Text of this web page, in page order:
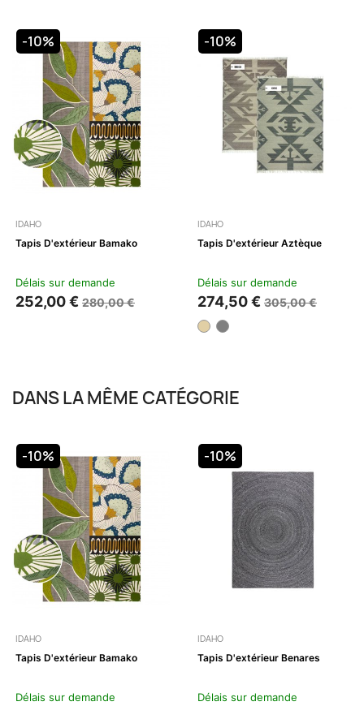
IDAHO
Tapis D'extérieur Bamako
Délais sur demande
252,00 € 280,00 €
-10%
IDAHO
Tapis D'extérieur Aztèque
Délais sur demande
274,50 € 305,00 €
-10%
DANS LA MÊME CATÉGORIE
IDAHO
Tapis D'extérieur Bamako
Délais sur demande
-10%
IDAHO
Tapis D'extérieur Benares
Délais sur demande
-10%